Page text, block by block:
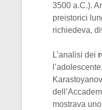
3500 a.C.).
preistorici
richiedeva,
L’analisi dei
mostrava uno